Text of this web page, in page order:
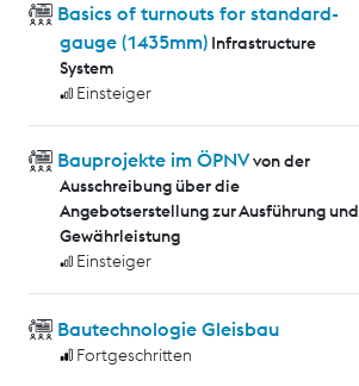
Basics of turnouts for standard-
gauge (1435mm) Infrastructure
System
Einsteiger
Bauprojekte im ÖPNVvon der
Ausschreibung über die
Angebotserstellung zur Ausführung und
Gewährleistung
Einsteiger
Bautechnologie Gleisbau
Fortgeschritten